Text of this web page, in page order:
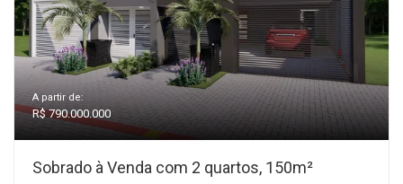
A partir de:
R$ 790.000.000
Sobrado à Venda com 2 quartos, 150m²